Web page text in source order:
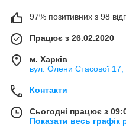
97% позитивних з 98
Працює з 26.02.2020
м. Харків
вул. Олени Стасової 17,
Контакти
Сьогодні працює з
Показати весь графік